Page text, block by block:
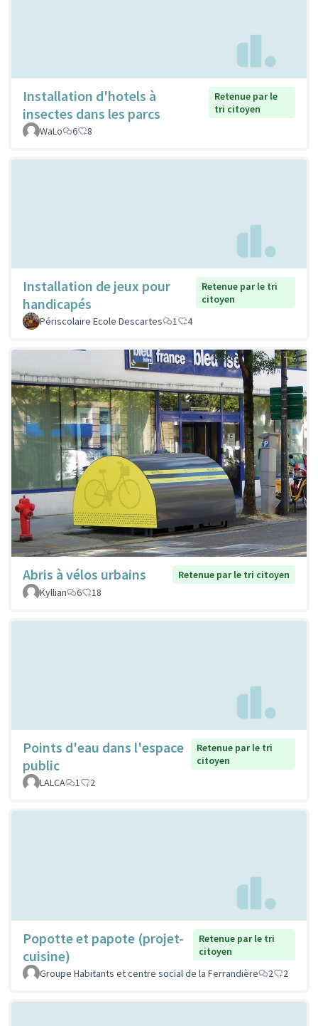
Installation d'hotels à
insectes dans les parcs
Retenue par le
tri citoyen
WaLo
6 8
Installation de jeux pour
handicapés
Retenue par le tri
citoyen
Périscolaire Ecole Descartes
1 4
Abris à vélos urbains
Retenue par le tri citoyen
Kyllian
6 18
Points d'eau dans l'espace
public
Retenue par le tri
citoyen
LALCA
1 2
Popotte et papote (projet-
cuisine)
Retenue par le tri
citoyen
Groupe Habitants et centre social de la Ferrandière
2 2